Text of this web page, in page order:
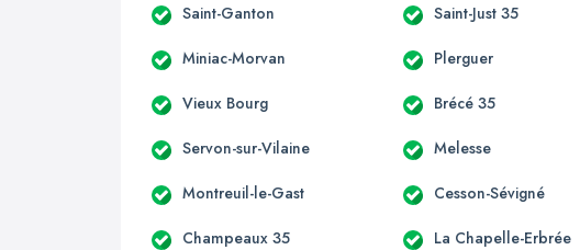
Saint-Ganton Saint-Just 35
Miniac-Morvan Plerguer
Vieux Bourg Brécé 35
Servon-sur-Vilaine Melesse
Montreuil-le-Gast Cesson-Sévigné
Champeaux 35 La Chapelle-Erbrée